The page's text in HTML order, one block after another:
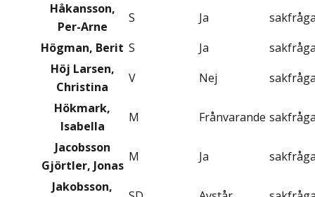
Håkansson,
Per-Arne
S Ja
Högman, Berit S Ja
Höj Larsen,
Christina
V Nej
Hökmark,
Isabella
M Frånvarande
Jacobsson
Gjörtler, Jonas
M Ja
Jakobsson,